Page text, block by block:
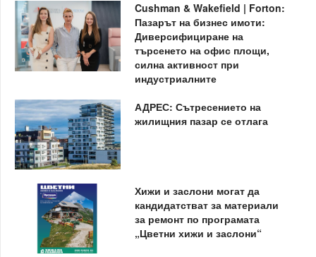
Cushman & Wakefield | Forton:
Пазарът на бизнес имоти:
Диверсифициране на
търсенето на офис площи,
силна активност при
индустриалните
АДРЕС: Сътресението на
жилищния пазар се отлага
Хижи и заслони могат да
кандидатстват за материали
за ремонт по програмата
„Цветни хижи и заслони“